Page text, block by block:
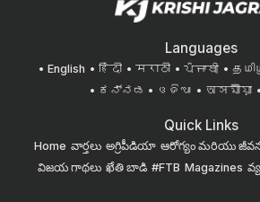
Languages
English हिंदी मराठी ਪੰਜਾਬੀ
ಕನ್ನಡ
ଓଡିଆ অসমীয়া
Quick Links
Home వార్తలు అగ్రిపీడియా ఆరోగ్యం మరియు
విజయ గాథలు ఖేతి బాడి #FTB Magazines